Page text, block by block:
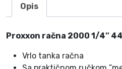
k
l
Opis
Proxxon račna 2000 1/4″
Vrlo tanka račna